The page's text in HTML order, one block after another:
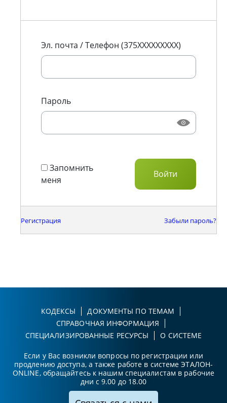
Эл. почта / Телефон (375XXXXXXXXX)
Пароль
Запомнить
меня
Регистрация Забыли пароль?
КОДЕКСЫ
ДОКУМЕНТЫ ПО ТЕМАМ
СПРАВОЧНАЯ ИНФОРМАЦИЯ
СПЕЦИАЛИЗИРОВАННЫЕ РЕСУРСЫ
О СИСТЕМЕ
Если у Вас возникли вопросы по регистрации или
продлению доступа, а также работе в системе ЭТАЛОН-
ONLINE, обращайтесь к нашим специалистам в рабочие
дни с 9.00 до 18.00